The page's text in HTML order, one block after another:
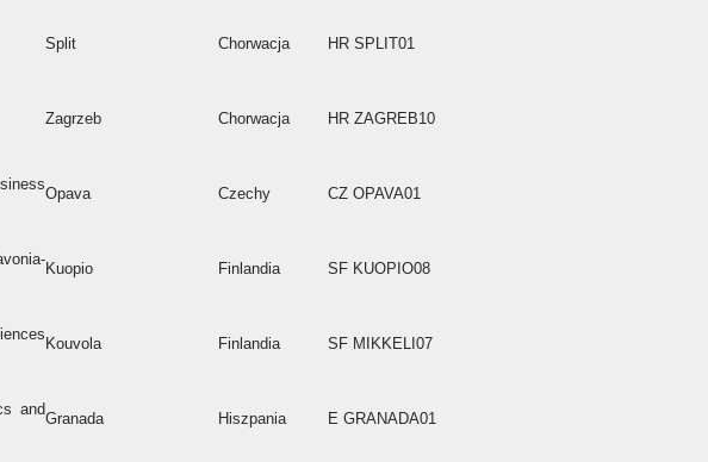
Split Chorwacja HR SPLIT01
Zagrzeb Chorwacja HR ZAGREB10
Opava Czechy CZ OPAVA01
Kuopio Finlandia SF KUOPIO08
Kouvola Finlandia SF MIKKELI07
and
Granada Hiszpania E GRANADA01